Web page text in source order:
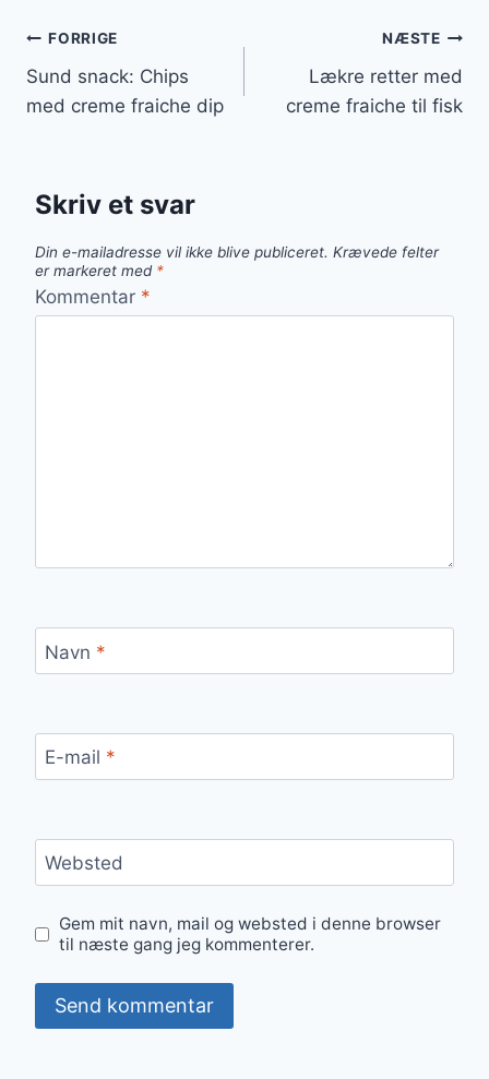
Indlægsnavigation
FORRIGE
Sund snack: Chips
med creme fraiche dip
NÆSTE
Lækre retter med
creme fraiche til fisk
Skriv et svar
Din e-mailadresse vil ikke blive publiceret. Krævede felter
er markeret med *
Kommentar *
Navn *
E-mail *
Websted
Gem mit navn, mail og websted i denne browser
til næste gang jeg kommenterer.